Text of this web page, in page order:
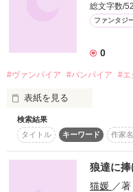
全て
超短編で謎をしかけろ
復刻！夏の野いちごビ
ャレンジ！～
500文字の不気味なテス
そして、宝石を盗んだ犯
総文字数/
ファンタジ
0
#ヴァンパイア #バンパイア #エ
表紙を見る
１人。彷徨っていた。
ここがどこかも分からな
検索結果
タイトル
キーワード 作家名
狼達に
猫媛 ／著